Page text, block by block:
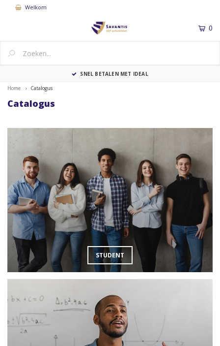
Welkom
0
SNEL BETALEN MET IDEAL
Home Catalogus
Catalogus
STUDENT